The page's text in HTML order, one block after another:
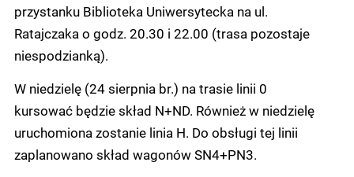
przystanku Biblioteka Uniwersytecka na ul.
Ratajczaka o godz. 20.30 i 22.00 (trasa pozostaje
niespodzianką).
W niedzielę (24 sierpnia br.) na trasie linii 0
kursować będzie skład N+ND. Również w niedzielę
uruchomiona zostanie linia H. Do obsługi tej linii
zaplanowano skład wagonów SN4+PN3.